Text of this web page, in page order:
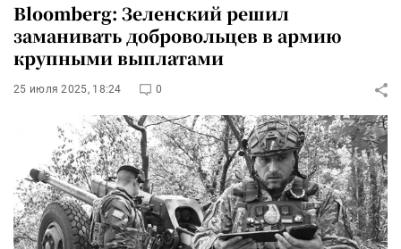
Bloomberg: Зеленский решил
заманивать добровольцев в армию
крупными выплатами
25 июля 2025, 18:24 0